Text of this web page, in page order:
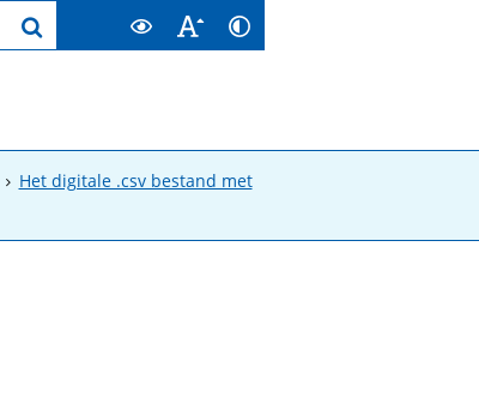
Het digitale .csv bestand met